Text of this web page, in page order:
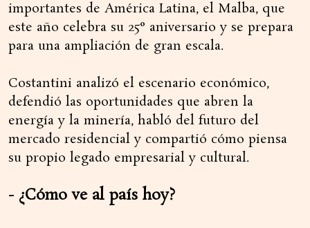
importantes de América Latina, el Malba, que
este año celebra su 25° aniversario y se prepara
para una ampliación de gran escala.
Costantini analizó el escenario económico,
defendió las oportunidades que abren la
energía y la minería, habló del futuro del
mercado residencial y compartió cómo piensa
su propio legado empresarial y cultural.
- ¿Cómo ve al país hoy?